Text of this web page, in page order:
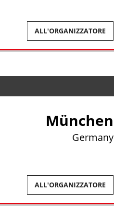
ALL'ORGANIZZATORE
München
Germany
ALL'ORGANIZZATORE